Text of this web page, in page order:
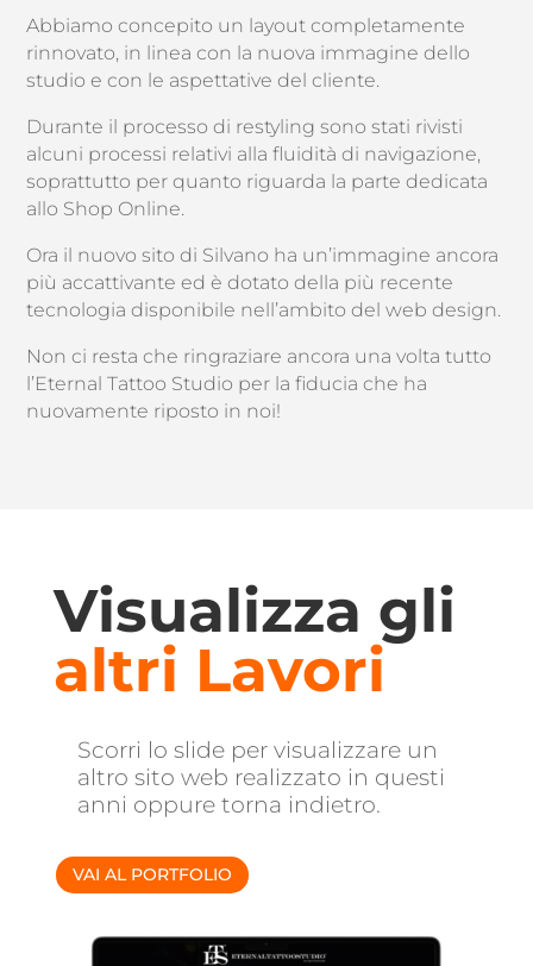
Abbiamo concepito un layout completamente
rinnovato, in linea con la nuova immagine dello
studio e con le aspettative del cliente.
Durante il processo di restyling sono stati rivisti
alcuni processi relativi alla fluidità di navigazione,
soprattutto per quanto riguarda la parte dedicata
allo Shop Online.
Ora il nuovo sito di Silvano ha un’immagine ancora
più accattivante ed è dotato della più recente
tecnologia disponibile nell’ambito del web design.
Non ci resta che ringraziare ancora una volta tutto
l’Eternal Tattoo Studio per la fiducia che ha
nuovamente riposto in noi!
Visualizza gli
altri Lavori
Scorri lo slide per visualizzare un
altro sito web realizzato in questi
anni oppure torna indietro.
VAI AL PORTFOLIO